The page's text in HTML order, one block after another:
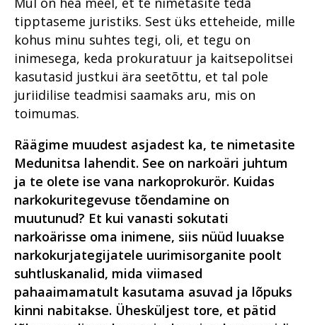
Haldusosakond 2020. aastal
Prokuratuuri infosüsteemi
uuendus PRIS3
Prokuratuuris töötamisest
2004–2019
tipptaseme juristiks. Sest üks etteheide, mille
kohus minu suhtes tegi, oli, et tegu on
inimesega, keda prokuratuur ja kaitsepolitsei
kasutasid justkui ära seetõttu, et tal pole
juriidilise teadmisi saamaks aru, mis on
toimumas.
Räägime muudest asjadest ka, te nimetasite
Medunitsa lahendit. See on narkoäri juhtum
ja te olete ise vana narkoprokurör. Kuidas
narkokuritegevuse tõendamine on
muutunud? Et kui vanasti sokutati
narkoärisse oma inimene, siis nüüd luuakse
narkokurjategijatele uurimisorganite poolt
suhtluskanalid, mida viimased
pahaaimamatult kasutama asuvad ja lõpuks
kinni nabitakse. Ühesküljest tore, et pätid